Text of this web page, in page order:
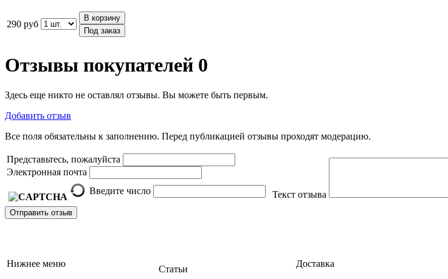
290 руб
В корзину
Под заказ
Отзывы покупателей 0
Здесь еще никто не оставлял отзывы. Вы можете быть первым.
Добавить отзыв
Все поля обязательны к заполнению. Перед публикацией отзывы проходят модерацию.
Представьтесь, пожалуйста
Электронная почта
Введите число
Текст отзыва
Отправить отзыв
Нижнее меню
Статьи
Доставка